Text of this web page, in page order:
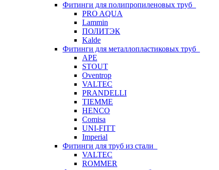
Фитинги для полипропиленовых труб
PRO AQUA
Lammin
ПОЛИТЭК
Kalde
Фитинги для металлопластиковых труб
APE
STOUT
Oventrop
VALTEC
PRANDELLI
TIEMME
HENCO
Comisa
UNI-FITT
Imperial
Фитинги для труб из стали
VALTEC
ROMMER